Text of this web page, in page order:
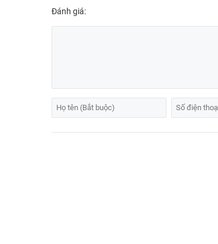
Đánh giá: